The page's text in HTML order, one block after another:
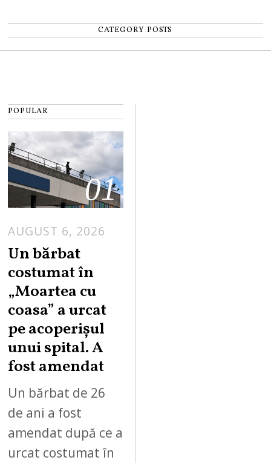
CATEGORY POSTS
POPULAR
01
AUGUST 6, 2026
Un bărbat
costumat în
„Moartea cu
coasa” a urcat
pe acoperișul
unui spital. A
fost amendat
Un bărbat de 26
de ani a fost
amendat după ce a
urcat costumat în